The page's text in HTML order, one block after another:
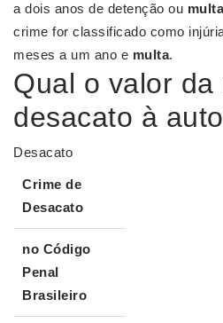
a dois anos de detenção ou multa
crime for classificado como
meses a um ano e multa.
Qual o valor da
desacato à
Desacato
Crime de
Desacato
no Código
Penal
Brasileiro